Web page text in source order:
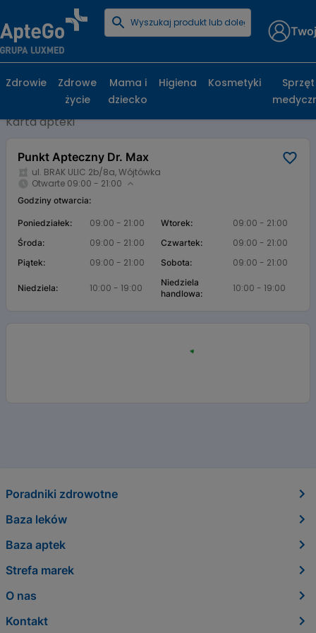
Strona główna
Punkt Apteczny Dr. Max , ul. BRAK ULIC
2b/8a, Wójtówka
Karta apteki
Punkt Apteczny Dr. Max
ul. BRAK ULIC 2b/8a, Wójtówka
Otwarte 09:00 - 21:00
Godziny otwarcia:
Poniedziałek: 09:00 - 21:00 Wtorek: 09:00 - 21:00
Środa: 09:00 - 21:00 Czwartek: 09:00 - 21:00
Piątek: 09:00 - 21:00 Sobota: 09:00 - 21:00
Niedziela: 10:00 - 19:00
Niedziela
handlowa:
10:00 - 19:00
Zdrowie
Zdrowe
życie
Mama i
dziecko
Higiena Kosmetyki
Sprzęt
Poradniki zdrowotne
Baza leków
Baza aptek
Strefa marek
O nas
Kontakt